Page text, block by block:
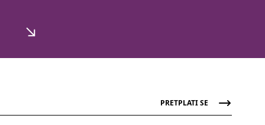
PRETPLATI SE